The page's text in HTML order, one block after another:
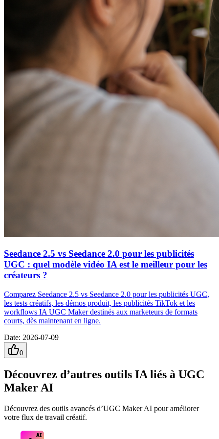
Seedance 2.5 vs Seedance 2.0 pour les publicités
UGC : quel modèle vidéo IA est le meilleur pour les
créateurs ?
Comparez Seedance 2.5 vs Seedance 2.0 pour les publicités UGC,
les tests créatifs, les démos produit, les publicités TikTok et les
workflows IA UGC Maker destinés aux marketeurs de formats
courts, dès maintenant en ligne.
Date: 2026-07-09
0
Découvrez d’autres outils IA liés à UGC
Maker AI
Découvrez des outils avancés d’UGC Maker AI pour améliorer
votre flux de travail créatif.